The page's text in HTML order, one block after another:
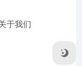
于我们